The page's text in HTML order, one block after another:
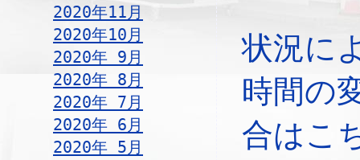
2020年11月
2020年10月
2020年 9月
2020年 8月
2020年 7月
2020年 6月
2020年 5月
状況に
時間の
合はこ